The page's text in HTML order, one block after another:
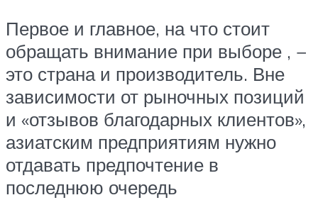
Первое и главное, на что стоит
обращать внимание при выборе , −
это страна и производитель. Вне
зависимости от рыночных позиций
и «отзывов благодарных клиентов»,
азиатским предприятиям нужно
отдавать предпочтение в
последнюю очередь